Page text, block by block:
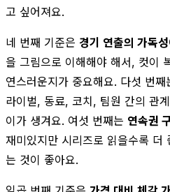
고 싶어져요.
네 번째 기준은 경기 연출의 가독성
을 그림으로 이해해야 해서, 컷이
연스러운지가 중요해요. 다섯 번째
라이벌, 동료, 코치, 팀원 간의 관
이가 생겨요. 여섯 번째는 연속권
재미있지만 시리즈로 읽을수록 더
는 것이 좋아요.